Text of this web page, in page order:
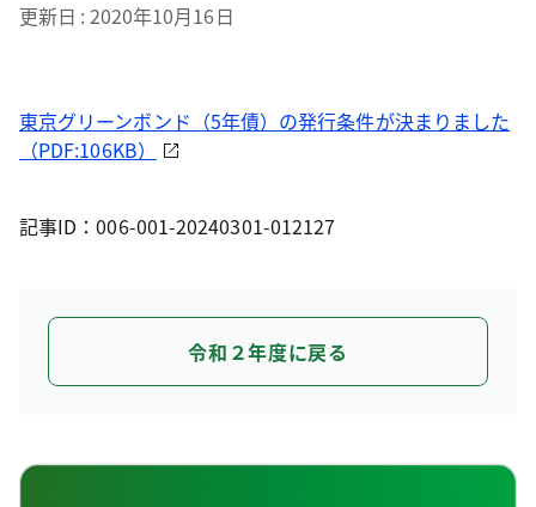
更新日 2020年10月16日
東京グリーンボンド（5年債）の発行条件が決まりました
（PDF:106KB）
記事ID：006-001-20240301-012127
令和２年度に戻る